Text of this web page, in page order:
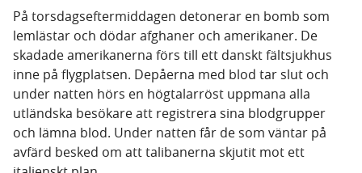
På torsdagseftermiddagen detonerar en bomb som
lemlästar och dödar afghaner och amerikaner. De
skadade amerikanerna förs till ett danskt fältsjukhus
inne på flygplatsen. Depåerna med blod tar slut och
under natten hörs en högtalarröst uppmana alla
utländska besökare att registrera sina blodgrupper
och lämna blod. Under natten får de som väntar på
avfärd besked om att talibanerna skjutit mot ett